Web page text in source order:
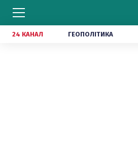
24 КАНАЛ ГЕОПОЛІТИКА